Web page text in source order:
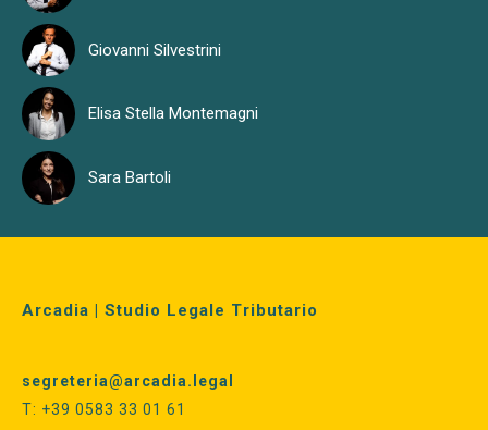
Giovanni Silvestrini
Elisa Stella Montemagni
Sara Bartoli
Arcadia | Studio Legale Tributario
segreteria@arcadia.legal
T: +39 0583 33 01 61